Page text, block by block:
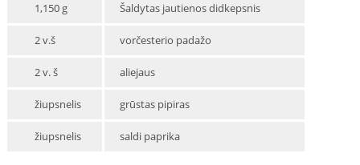
1,150 g Šaldytas jautienos didkepsnis
2 v.š vorčesterio padažo
2 v. š aliejaus
žiupsnelis grūstas pipiras
žiupsnelis saldi paprika